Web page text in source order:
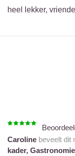
heel lekker,
Caroline beveelt dit
kader, Gastronomie